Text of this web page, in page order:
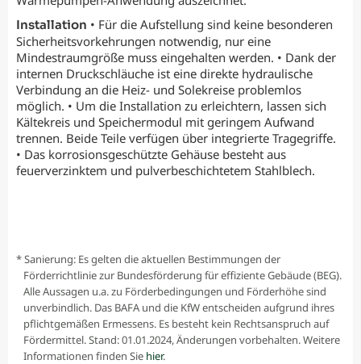
Installation • Für die Aufstellung sind keine besonderen
Sicherheitsvorkehrungen notwendig, nur eine
Mindestraumgröße muss eingehalten werden. • Dank der
internen Druckschläuche ist eine direkte hydraulische
Verbindung an die Heiz- und Solekreise problemlos
möglich. • Um die Installation zu erleichtern, lassen sich
Kältekreis und Speichermodul mit geringem Aufwand
trennen. Beide Teile verfügen über integrierte Tragegriffe.
• Das korrosionsgeschützte Gehäuse besteht aus
feuerverzinktem und pulverbeschichtetem Stahlblech.
* Sanierung: Es gelten die aktuellen Bestimmungen der
Förderrichtlinie zur Bundesförderung für effiziente Gebäude (BEG).
Alle Aussagen u.a. zu Förderbedingungen und Förderhöhe sind
unverbindlich. Das BAFA und die KfW entscheiden aufgrund ihres
pflichtgemäßen Ermessens. Es besteht kein Rechtsanspruch auf
Fördermittel. Stand: 01.01.2024, Änderungen vorbehalten. Weitere
Informationen finden Sie hier.